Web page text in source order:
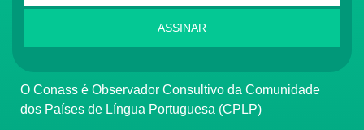
ASSINAR
O Conass é Observador Consultivo da Comunidade
dos Países de Língua Portuguesa (CPLP)